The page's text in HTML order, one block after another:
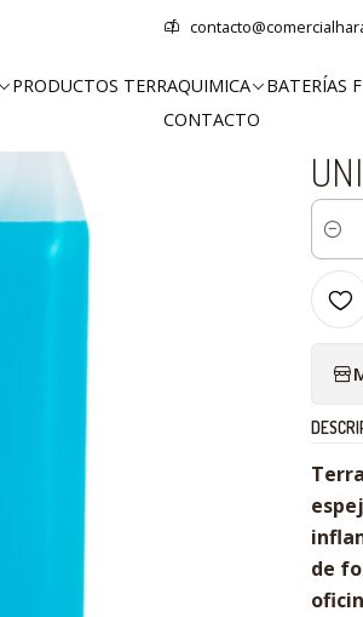
PRODUCTOS TERRAQUIMICA BATERÍAS
CONTACTO
Limpieza para el Hogar
de